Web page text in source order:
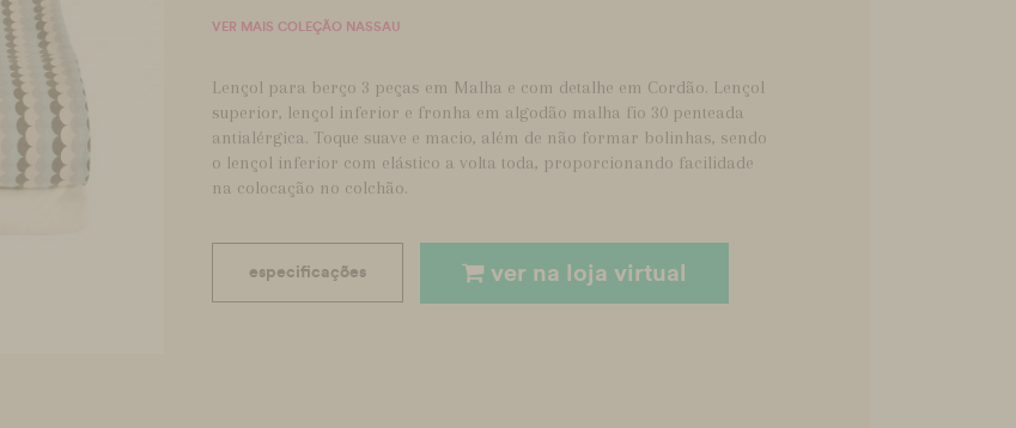
VER MAIS COLEÇÃO NASSAU
Lençol para berço 3 peças em Malha e com detalhe em Cordão. Lençol
superior, lençol inferior e fronha em algodão malha fio 30 penteada
antialérgica. Toque suave e macio, além de não formar bolinhas, sendo
o lençol inferior com elástico a volta toda, proporcionando facilidade
na colocação no colchão.
especificações ver na loja virtual